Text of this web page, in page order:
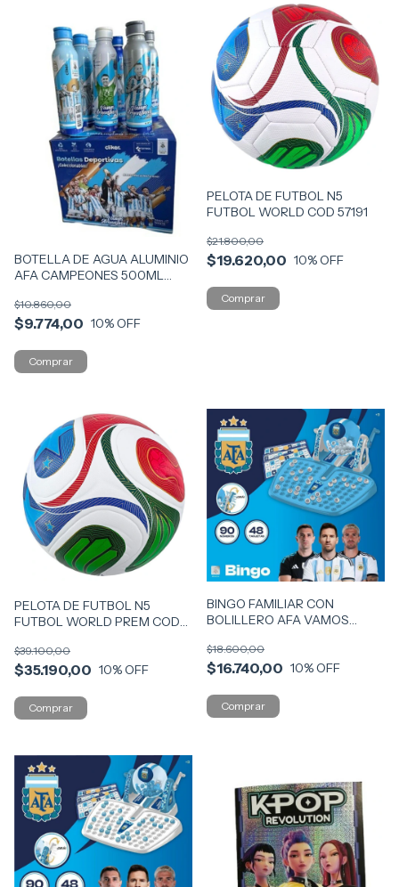
BOTELLA DE AGUA ALUMINIO
AFA CAMPEONES 500ML
$9.774,00
$10.860,00
10% OFF
PELOTA DE FUTBOL N5
FUTBOL WORLD COD 57191
$19.620,00
$21.800,00
10% OFF
PELOTA DE FUTBOL N5
FUTBOL WORLD PREM COD
$35.190,00
$39.100,00
10% OFF
BINGO FAMILIAR CON
BOLILLERO AFA VAMOS
$16.740,00
$18.600,00
10% OFF